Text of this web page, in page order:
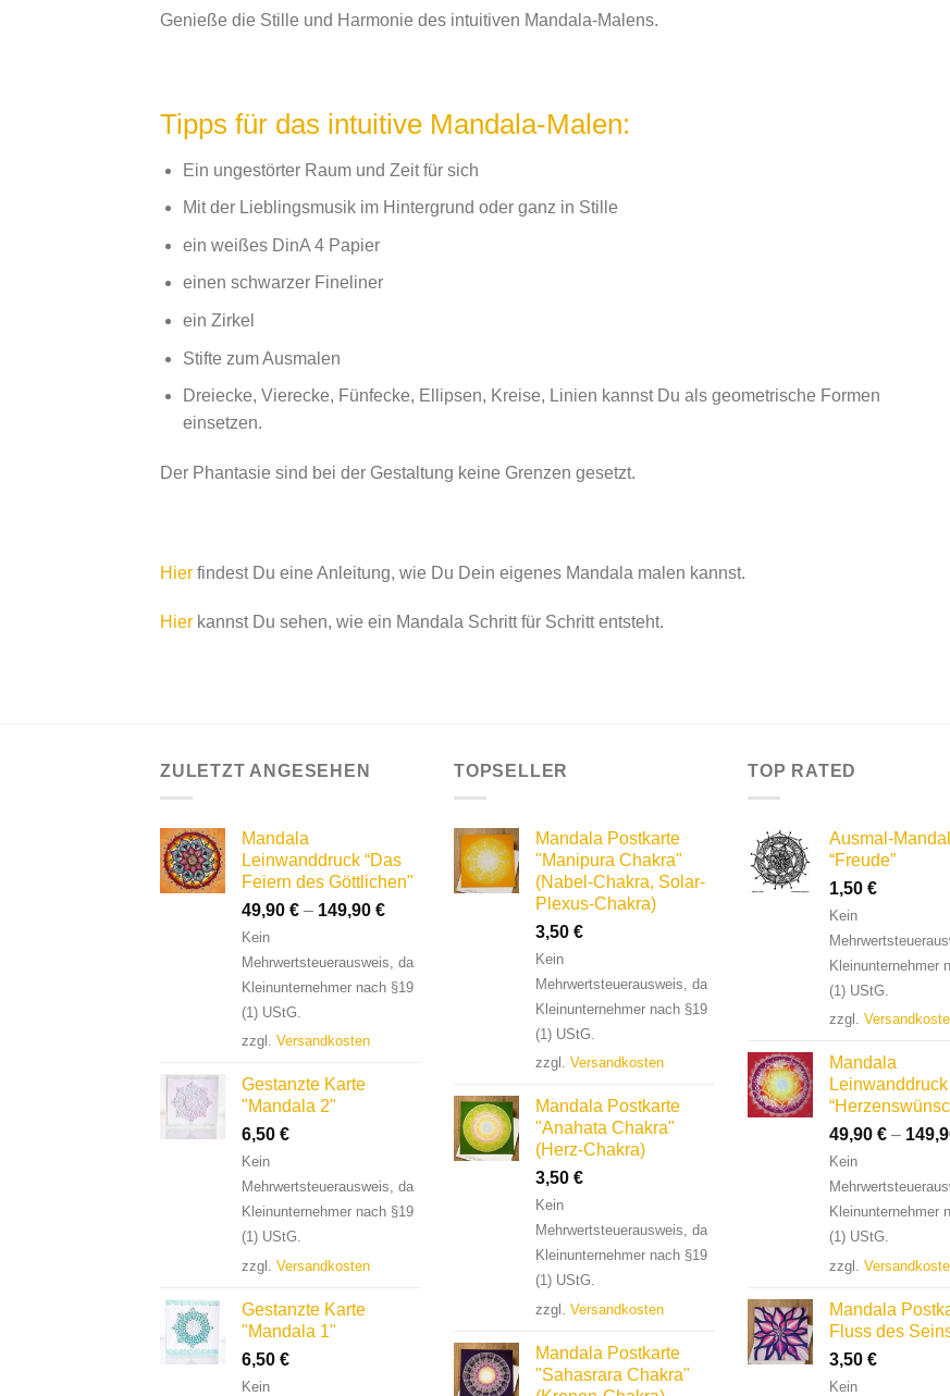
Genieße die Stille und Harmonie des intuitiven Mandala-Malens.
Tipps für das intuitive Mandala-Malen:
Ein ungestörter Raum und Zeit für sich
Mit der Lieblingsmusik im Hintergrund oder ganz in Stille
ein weißes DinA 4 Papier
einen schwarzer Fineliner
ein Zirkel
Stifte zum Ausmalen
Dreiecke, Vierecke, Fünfecke, Ellipsen, Kreise, Linien kannst Du als geometrische Formen
einsetzen.
Der Phantasie sind bei der Gestaltung keine Grenzen gesetzt.
Hier findest Du eine Anleitung, wie Du Dein eigenes Mandala malen kannst.
Hier kannst Du sehen, wie ein Mandala Schritt für Schritt entsteht.
ZULETZT ANGESEHEN
Mandala
Leinwanddruck “Das
Feiern des Göttlichen"
49,90 € – 149,90 €
Kein
Mehrwertsteuerausweis, da
Kleinunternehmer nach §19
(1) UStG.
zzgl. Versandkosten
Gestanzte Karte
"Mandala 2"
6,50 €
Kein
Mehrwertsteuerausweis, da
Kleinunternehmer nach §19
(1) UStG.
zzgl. Versandkosten
Gestanzte Karte
"Mandala 1"
6,50 €
Kein
TOPSELLER
Mandala Postkarte
"Manipura Chakra"
(Nabel-Chakra, Solar-
Plexus-Chakra)
3,50 €
Kein
Mehrwertsteuerausweis, da
Kleinunternehmer nach §19
(1) UStG.
zzgl. Versandkosten
Mandala Postkarte
"Anahata Chakra"
(Herz-Chakra)
3,50 €
Kein
Mehrwertsteuerausweis, da
Kleinunternehmer nach §19
(1) UStG.
zzgl. Versandkosten
Mandala Postkarte
"Sahasrara Chakra"
TOP RATED
Ausmal-
“Freude”
1,50 €
Kein
Kleinunternehmer
(1) UStG.
zzgl.
Mandala
Leinwanddruck
49,90 € –
Kein
Kleinunternehmer
(1) UStG.
zzgl.
Mandala
Fluss des
3,50 €
Kein